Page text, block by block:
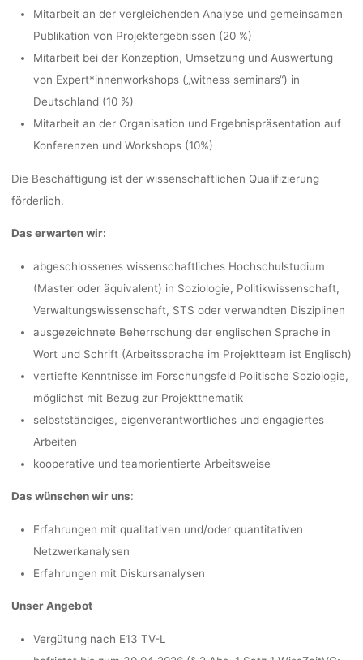
Mitarbeit an der vergleichenden Analyse und gemeinsamen
Publikation von Projektergebnissen (20 %)
Mitarbeit bei der Konzeption, Umsetzung und Auswertung
von Expert*innenworkshops („witness seminars“) in
Deutschland (10 %)
Mitarbeit an der Organisation und Ergebnispräsentation auf
Konferenzen und Workshops (10%)
Die Beschäftigung ist der wissenschaftlichen Qualifizierung
förderlich.
Das erwarten wir:
abgeschlossenes wissenschaftliches Hochschulstudium
(Master oder äquivalent) in Soziologie, Politikwissenschaft,
Verwaltungswissenschaft, STS oder verwandten Disziplinen
ausgezeichnete Beherrschung der englischen Sprache in
Wort und Schrift (Arbeitssprache im Projektteam ist Englisch)
vertiefte Kenntnisse im Forschungsfeld Politische Soziologie,
möglichst mit Bezug zur Projektthematik
selbstständiges, eigenverantwortliches und engagiertes
Arbeiten
kooperative und teamorientierte Arbeitsweise
Das wünschen wir uns:
Erfahrungen mit qualitativen und/oder quantitativen
Netzwerkanalysen
Erfahrungen mit Diskursanalysen
Unser Angebot
Vergütung nach E13 TV-L